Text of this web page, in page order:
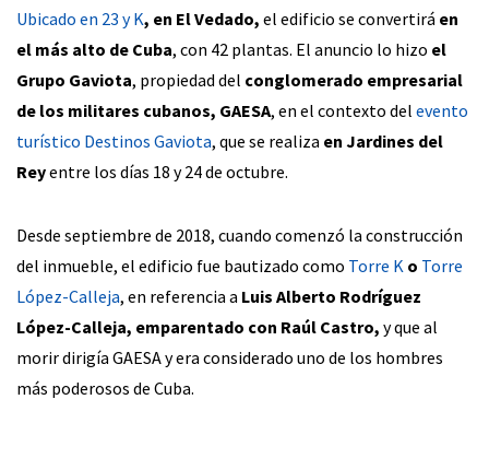
Ubicado en 23 y K, en El Vedado, el edificio se convertirá en
el más alto de Cuba, con 42 plantas. El anuncio lo hizo el
Grupo Gaviota, propiedad del conglomerado empresarial
de los militares cubanos, GAESA, en el contexto del evento
turístico Destinos Gaviota, que se realiza en Jardines del
Reyentre los días 18 y 24 de octubre.
Desde septiembre de 2018, cuando comenzó la construcción
del inmueble, el edificio fue bautizado como Torre K o Torre
López-Calleja, en referencia a Luis Alberto Rodríguez
López-Calleja, emparentado con Raúl Castro, y que al
morir dirigía GAESA y era considerado uno de los hombres
más poderosos de Cuba.